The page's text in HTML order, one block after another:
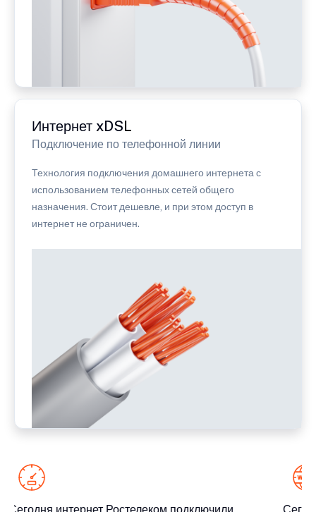
Интернет xDSL
Подключение по телефонной линии
Технология подключения домашнего интернета с
использованием телефонных сетей общего
назначения. Стоит дешевле, и при этом доступ в
интернет не ограничен.